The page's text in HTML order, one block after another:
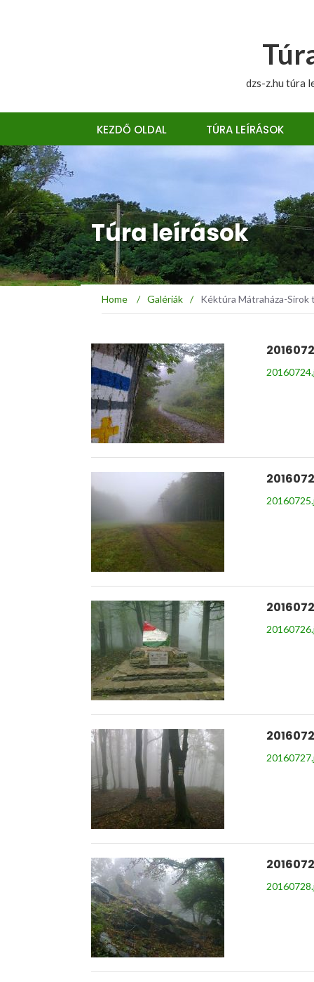
dzs-z.hu túra
KEZDŐ OLDAL TÚRA LEÍRÁSOK
Túra leírások
Home / Galériák / Kéktúra Mátraháza-Sirok